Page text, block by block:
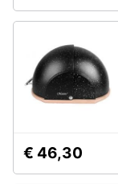
€ 46,30